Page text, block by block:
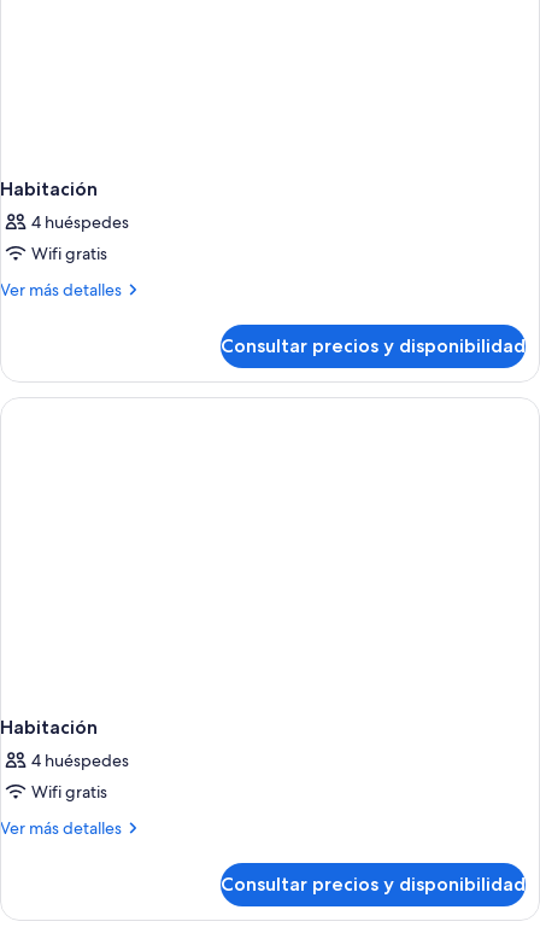
Habitación
4 huéspedes
Wifi gratis
Ver más detalles
Más
Consultar precios y disponibilidad
Habitación
4 huéspedes
Wifi gratis
Ver más detalles
Más
Consultar precios y disponibilidad